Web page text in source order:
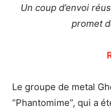
Un coup d’envoi
promet
Le groupe de metal
“Phantomime”, qui a